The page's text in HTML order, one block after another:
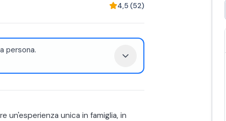
4,5 (52)
persona.
un'esperienza unica in famiglia, in